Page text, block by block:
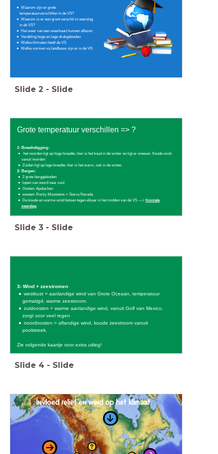
Waarom zijn er grote
temperatuurverschillen in de VS?
Waarom is er een groot verschil in neerslag
in de VS?
Het weer van een weerkaart kunnen aflezen
Verdeling hoge en lage drukgebieden
Welke klimaten heeft de VS
Welke vormen va landbouw zijn er in de VS
Slide 2 - Slide
Grote temperatuur verschillen => ?
1- Breedteligging:
het noorden ligt op hoge breedte, hier is het koud in de winter en ligt er sneeuw. Koude wind
vanuit noorden
Zuiden ligt op lage breedte, hier is het warm, ook in de winter.
2- Bergen:
2 grote berggebieden
lopen van noord naar zuid
Oosten: Apalachen
westen: Rocky Mountains + Sierra Nevada
De koude en warme wind botsen tegen elkaar in het midden van de VS —>frontale
neerslag
Slide 3 - Slide
3- Wind + zeestromen
westkust = aanlandige wind van Grote Oceaan, temperatuur
gematigd, warme zeestroom.
zuidoosten = warme aanlandige wind, vanuit Golf van Mexico,
zorgt voor veel regen
noordoosten = aflandige wind, koude zeestroom vanuit
poolstreek.
Zie volgende kaartje voor extra uitleg!
Slide 4 - Slide
Invloed reliëf en wind op het klimaat.